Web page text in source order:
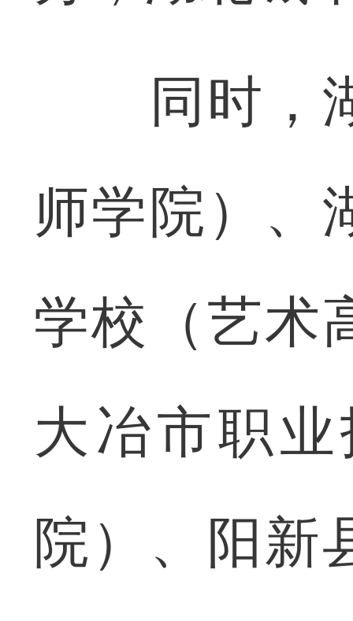
同时，湖
师学院）、
学校（艺术
大冶市职
院）、阳新